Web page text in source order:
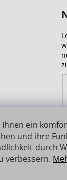
ein
und ihre
durch
verbessern.